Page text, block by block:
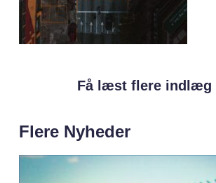
Få læst flere indlæg
Flere Nyheder